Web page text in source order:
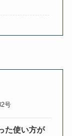
号
た使い方が